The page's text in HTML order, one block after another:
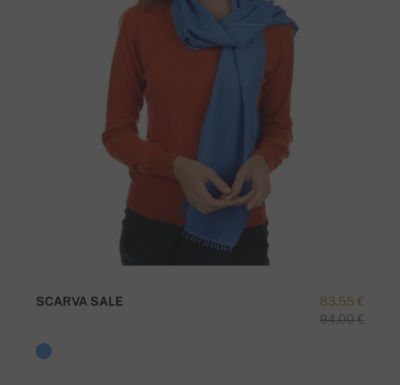
83,55 €
94,00 €
SCARVA SALE